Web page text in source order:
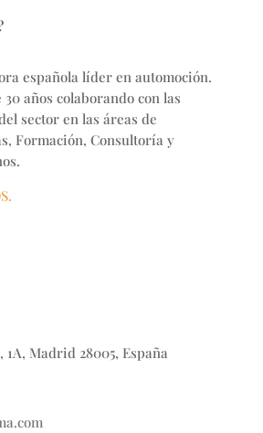
española líder en automoción.
30 años colaborando con las
sector en las áreas de
Formación, Consultoría y
1A, Madrid 28005, España